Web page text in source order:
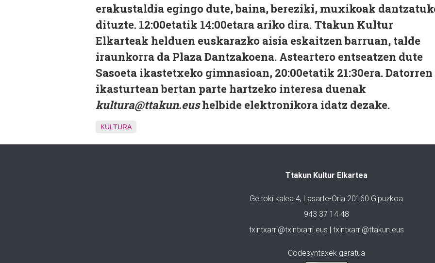
erakustaldia egingo dute, baina, bereziki, muxikoak
dituzte. 12:00etatik 14:00etara ariko dira. Ttakun Kultur
Elkarteak helduen euskarazko aisia eskaitzen barruan, talde
iraunkorra da Plaza Dantzakoena. Asteartero entseatzen dute
Sasoeta ikastetxeko gimnasioan, 20:00etatik 21:30era. Datorren
ikasturtean bertan parte hartzeko interesa duenak
kultura@ttakun.eushelbide elektronikora idatz dezake.
KULTURA
Ttakun Kultur Elkartea
Geltoki kalea 4, Lasarte-Oria 20160 Gipuzkoa
943 37 14 48
txintxarri@txintxarri.eus | txintxarri@ttakun.eus
Codesyntaxek garatua